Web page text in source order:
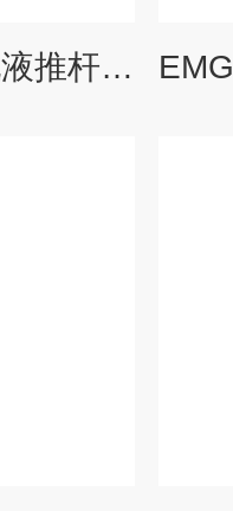
EMG德国易安基电液推杆一级代理